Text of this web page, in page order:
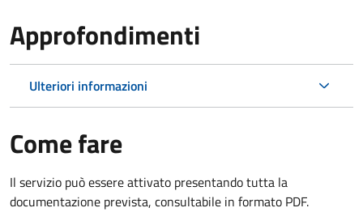
Approfondimenti
Ulteriori informazioni
Come fare
Il servizio può essere attivato presentando tutta la
documentazione prevista, consultabile in formato PDF.